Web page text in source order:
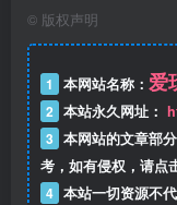
© 版权声明
1 本网站名称： 爱
2 本站永久网址：
3 本网站的文章部
考，如有侵权，请点
4 本站一切资源不